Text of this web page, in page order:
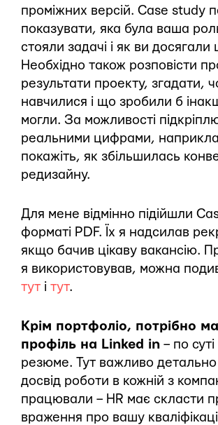
проміжних версій. Case study
показувати, яка була ваша
стояли задачі і як ви досягали
Необхідно також розповісти
результати проекту, згадати,
навчилися і що зробили б
могли. За можливості
реальними цифрами,
покажіть, як збільшилась
редизайну.
Для мене відмінно підійшли
форматі PDF. Їх я надсилав
якщо бачив цікаву вакансію.
я використовував, можна
тут і тут.
Крім портфоліо, потрібно
профіль на Linked in – по
резюме. Тут важливо
досвід роботи в кожній з
працювали – HR має скласти
враження про вашу